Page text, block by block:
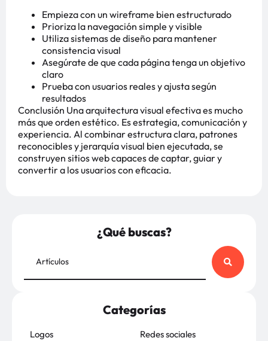
Empieza con un wireframe bien estructurado
Prioriza la navegación simple y visible
Utiliza sistemas de diseño para mantener
consistencia visual
Asegúrate de que cada página tenga un objetivo
claro
Prueba con usuarios reales y ajusta según
resultados
Conclusión Una arquitectura visual efectiva es mucho
más que orden estético. Es estrategia, comunicación y
experiencia. Al combinar estructura clara, patrones
reconocibles y jerarquía visual bien ejecutada, se
construyen sitios web capaces de captar, guiar y
convertir a los usuarios con eficacia.
¿Qué buscas?
Categorías
Logos Redes sociales